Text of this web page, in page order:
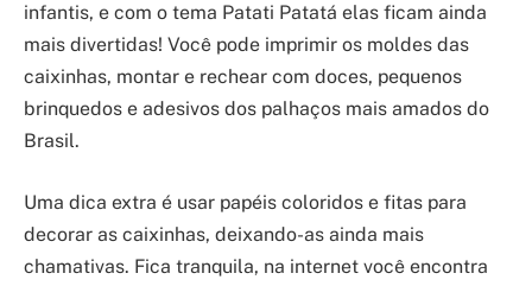
infantis, e com o tema Patati Patatá elas ficam ainda
mais divertidas! Você pode imprimir os moldes das
caixinhas, montar e rechear com doces, pequenos
brinquedos e adesivos dos palhaços mais amados do
Brasil.
Uma dica extra é usar papéis coloridos e fitas para
decorar as caixinhas, deixando-as ainda mais
chamativas. Fica tranquila, na internet você encontra